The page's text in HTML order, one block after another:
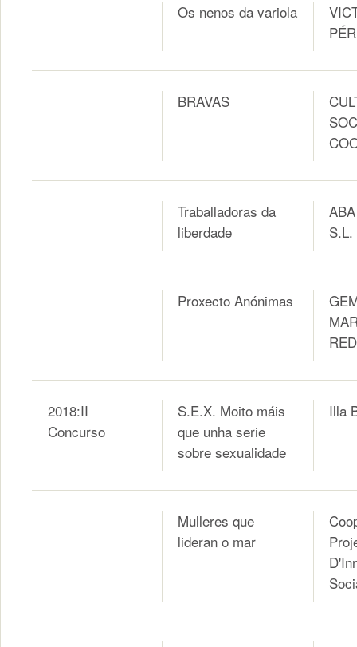
Os nenos da variola
BRAVAS
Traballadoras da
liberdade
S.L.
Proxecto Anónimas
2018:II
Concurso
S.E.X. Moito máis
que unha serie
sobre sexualidade
Illa
Mulleres que
lideran o mar